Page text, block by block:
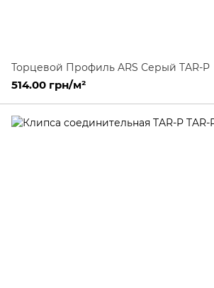
Торцевой Профиль ARS Серый TAR-P
514.00 грн/м²